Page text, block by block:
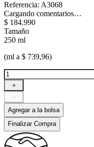
Referencia: A3068
Cargando comentarios…
$ 184.990
Tamaño
250 ml
(ml a $ 739,96)
＋
－
Agregar a la bolsa
Finalizar Compra